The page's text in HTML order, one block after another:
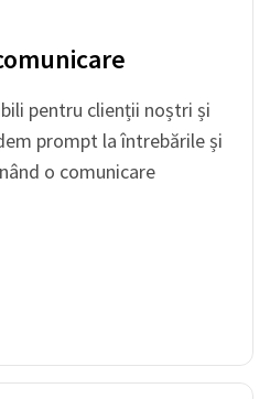
pentru clienții noștri și
prompt la întrebările și
o comunicare